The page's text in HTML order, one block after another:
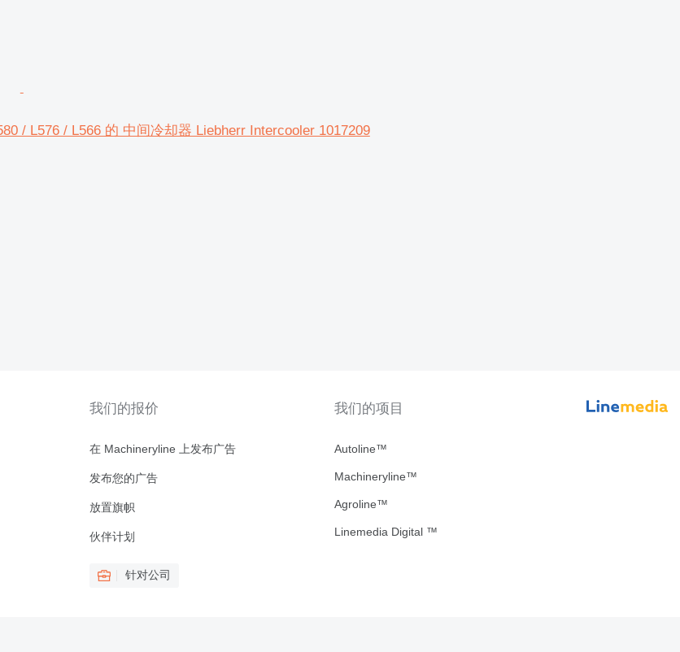
/ L576 / L566 的 中间冷却器 Liebherr Intercooler 1017209
我们的报价
在 Machineryline 上发布广告
发布您的广告
放置旗帜
伙伴计划
针对公司
我们的项目
Autoline™
Machineryline™
Agroline™
Linemedia Digital ™